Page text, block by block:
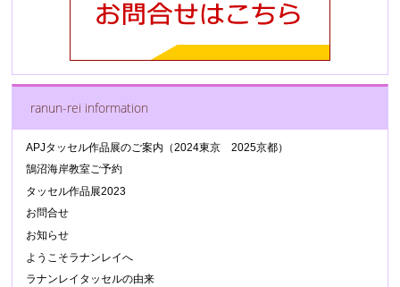
ranun-rei information
APJタッセル作品展のご案内（2024東京 2025京都）
鵠沼海岸教室ご予約
タッセル作品展2023
お問合せ
お知らせ
ようこそラナンレイへ
ラナンレイタッセルの由来